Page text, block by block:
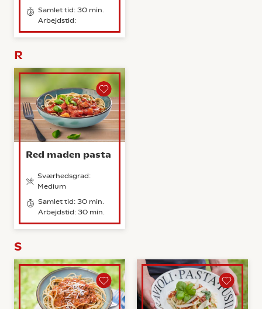
Samlet tid: 30 min.
Arbejdstid:
R
Red maden pasta
Sværhedsgrad:
Medium
Samlet tid: 30 min.
Arbejdstid: 30 min.
S